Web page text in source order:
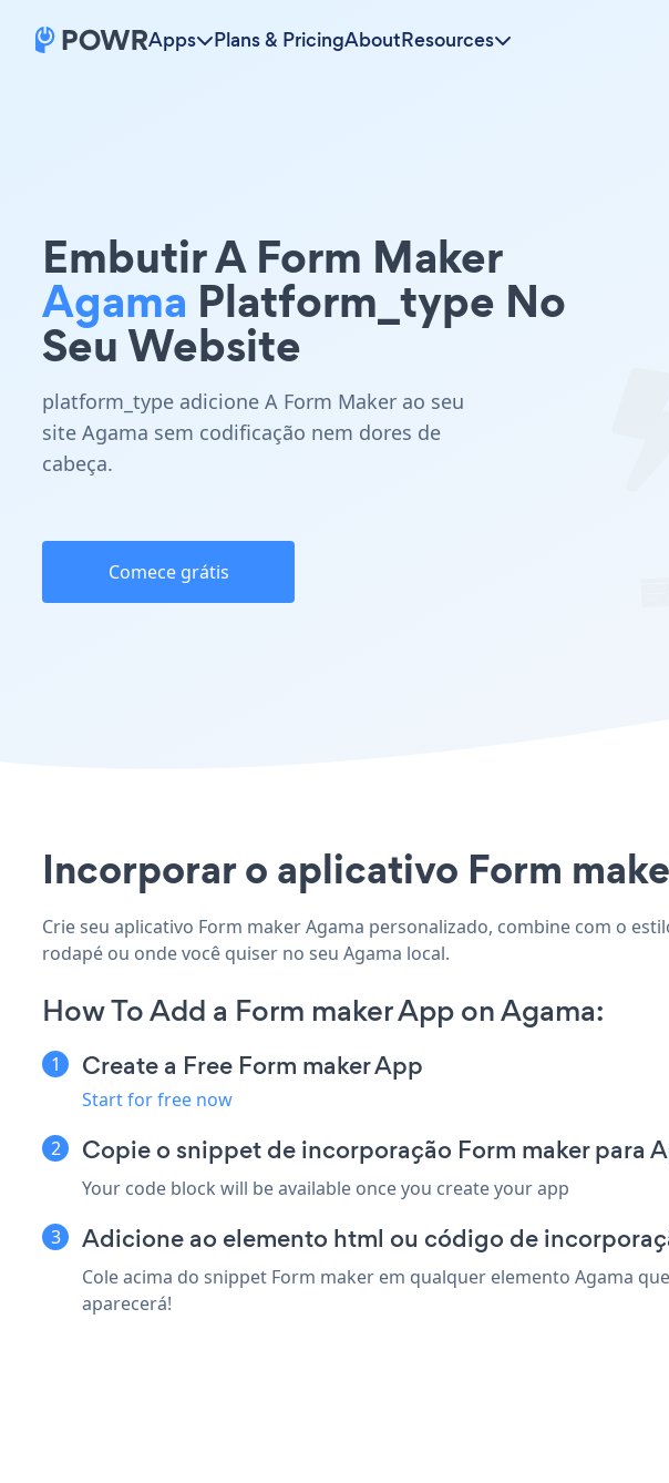
Apps Plans & PricingAboutResources
Embutir A Form Maker
Agama Platform_type No
Seu Website
platform_type adicione A Form Maker ao seu
site Agama sem codificação nem dores de
cabeça.
Comece grátis
Incorporar o aplicativo Form
Crie seu aplicativo Form maker Agama personalizado, combine com o
rodapé ou onde você quiser no seu Agama local.
How To Add a Form maker App on Agama:
Create a Free Form maker App
Start for free now
Copie o snippet de incorporação Form maker para
Your code block will be available once you create your app
Adicione ao elemento html ou código de
Cole acima do snippet Form maker em qualquer elemento Agama
aparecerá!